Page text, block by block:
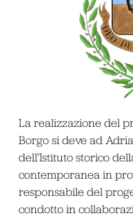
La realizzazione del
Borgo si deve ad
dell’Istituto storico
contemporanea in
responsabile del
condotto in